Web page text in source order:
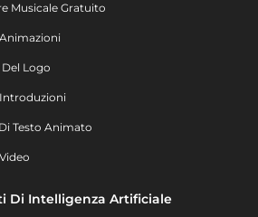
Musicale Gratuito
Logo
Testo Animato
Di Intelligenza Artificiale